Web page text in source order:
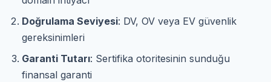
Doğrulama Seviyesi: DV, OV veya EV güvenlik
gereksinimleri
Garanti Tutarı: Sertifika otoritesinin sunduğu
finansal garanti